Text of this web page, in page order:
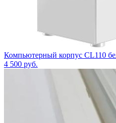
Компьютерный корпус CL110
4 500 руб.